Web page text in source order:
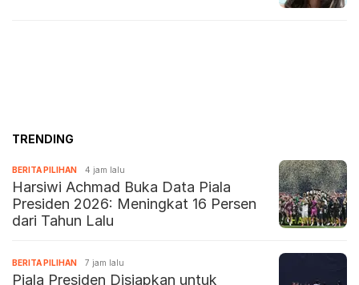
TRENDING
BERITA PILIHAN 4 jam lalu
Harsiwi Achmad Buka Data Piala
Presiden 2026: Meningkat 16 Persen
dari Tahun Lalu
BERITA PILIHAN 7 jam lalu
Piala Presiden Disiapkan untuk